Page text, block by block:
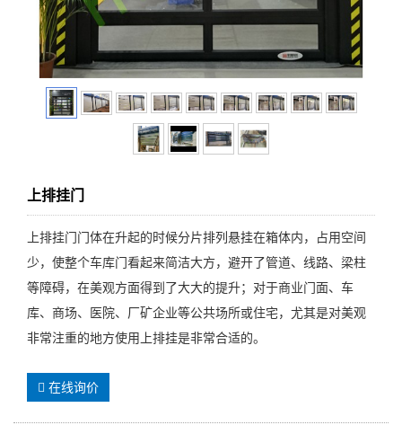
上排挂门
上排挂门门体在升起的时候分片排列悬挂在箱体内，占用空间
少，使整个车库门看起来简洁大方，避开了管道、线路、梁柱
等障碍，在美观方面得到了大大的提升；对于商业门面、车
库、商场、医院、厂矿企业等公共场所或住宅，尤其是对美观
非常注重的地方使用上排挂是非常合适的。
在线询价